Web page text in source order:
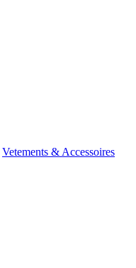
Vetements & Accessoires